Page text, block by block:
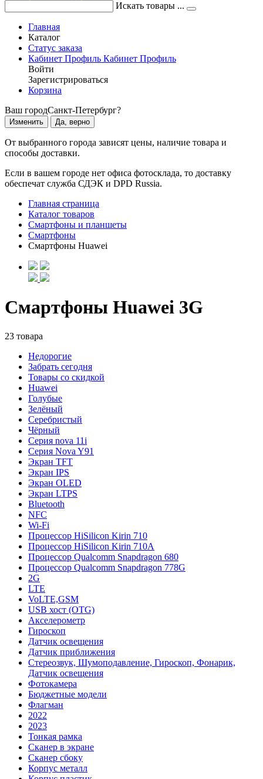
Искать товары ...
Главная
Каталог
Статус заказа
Кабинет Профиль Кабинет Профиль
Войти
Зарегистрироваться
Корзина
Ваш городСанкт-Петербург?
Изменить Да, верно
От выбранного города зависят цены, наличие товара и
способы доставки.
Если в вашем городе нет офиса фотосклада, то доставку
обеспечат служба СДЭК и DPD Russia.
Главная страница
Каталог товаров
Смартфоны и планшеты
Смартфоны
Смартфоны Huawei
Смартфоны Huawei 3G
23 товара
Недорогие
Забрать сегодня
Товары со скидкой
Huawei
Голубые
Зелёный
Серебристый
Чёрный
Cерия nova 11i
Cерия Nova Y91
Экран TFT
Экран IPS
Экран OLED
Экран LTPS
Bluetooth
NFC
Wi-Fi
Процессор HiSilicon Kirin 710
Процессор HiSilicon Kirin 710A
Процессор Qualcomm Snapdragon 680
Процессор Qualcomm Snapdragon 778G
2G
LTE
VoLTE,GSM
USB хост (OTG)
Акселерометр
Гироскоп
Датчик освещения
Датчик приближения
Стереозвук, Шумоподавление, Гироскоп, Фонарик,
Датчик освещения
Фотокамера
Бюджетные модели
Флагман
2022
2023
Тонкая рамка
Сканер в экране
Сканер сбоку
Корпус металл